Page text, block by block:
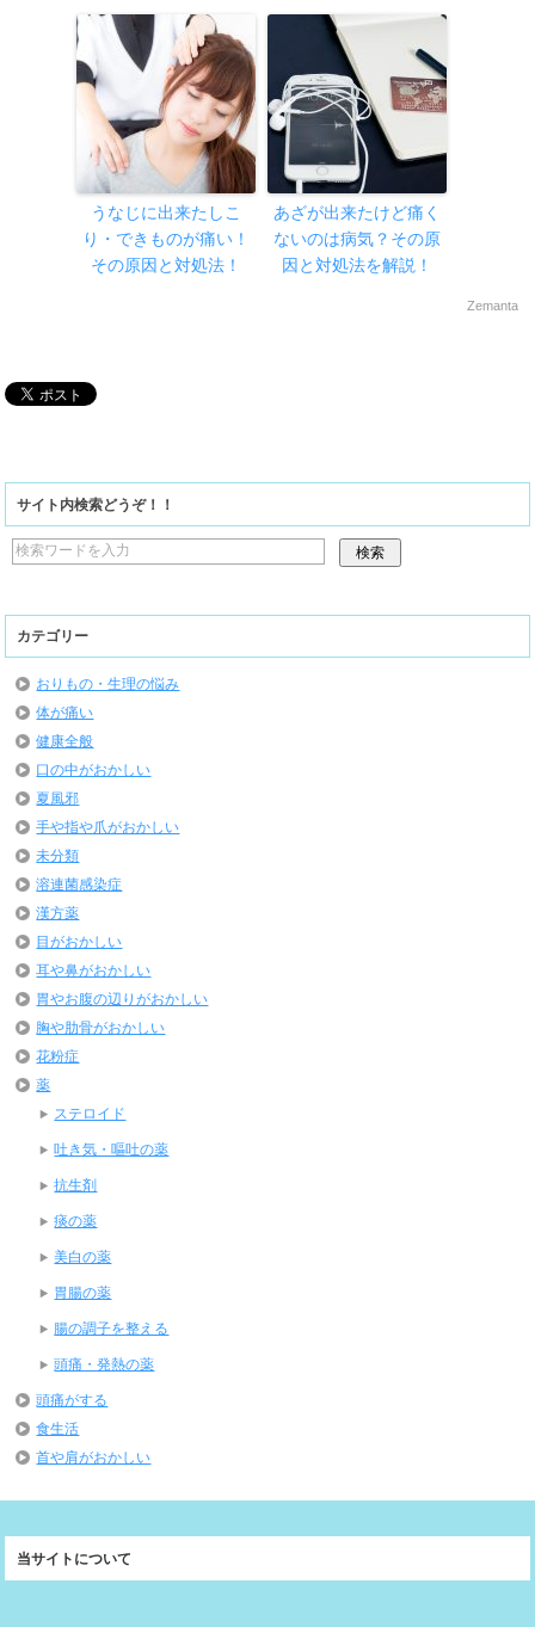
うなじに出来たしこ
り・できものが痛い！
その原因と対処法！
あざが出来たけど痛く
ないのは病気？その原
因と対処法を解説！
Zemanta
サイト内検索どうぞ！！
カテゴリー
おりもの・生理の悩み
体が痛い
健康全般
口の中がおかしい
夏風邪
手や指や爪がおかしい
未分類
溶連菌感染症
漢方薬
目がおかしい
耳や鼻がおかしい
胃やお腹の辺りがおかしい
胸や肋骨がおかしい
花粉症
薬
ステロイド
吐き気・嘔吐の薬
抗生剤
痰の薬
美白の薬
胃腸の薬
腸の調子を整える
頭痛・発熱の薬
頭痛がする
食生活
首や肩がおかしい
当サイトについて